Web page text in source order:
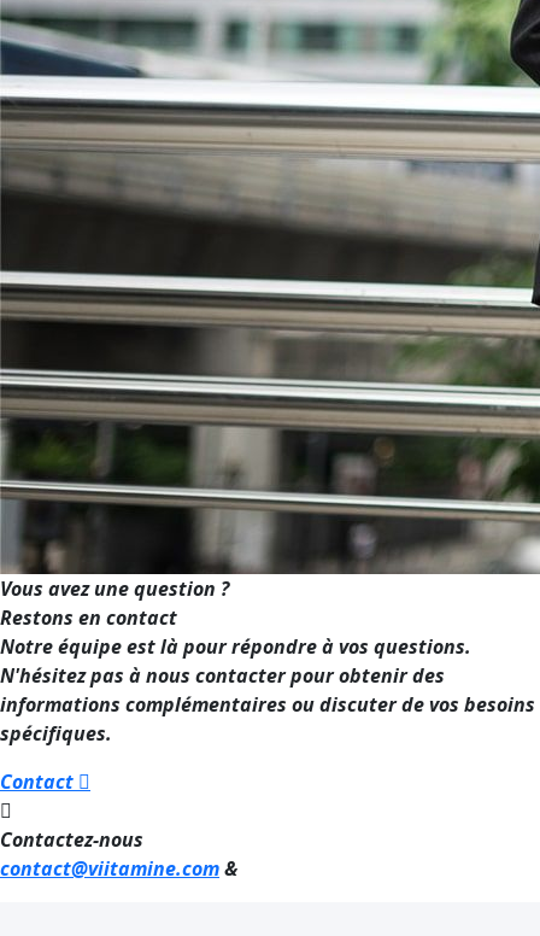
Vous avez une question ?
Restons en contact
Notre équipe est là pour répondre à vos questions.
N'hésitez pas à nous contacter pour obtenir des
informations complémentaires ou discuter de vos besoins
spécifiques.
Contact
Contactez-nous
contact@viitamine.com&